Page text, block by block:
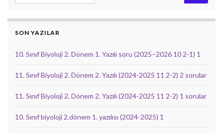
SON YAZILAR
10. Sınıf Biyoloji 2. Dönem 1. Yazılı soru (2025–2026 10 2-1) 1
11. Sınıf Biyoloji 2. Dönem 2. Yazılı (2024-2025 11 2-2) 2 sorular
11. Sınıf Biyoloji 2. Dönem 2. Yazılı (2024-2025 11 2-2) 1 sorular
10. Sınıf biyoloji 2.dönem 1. yazılısı (2024-2025) 1